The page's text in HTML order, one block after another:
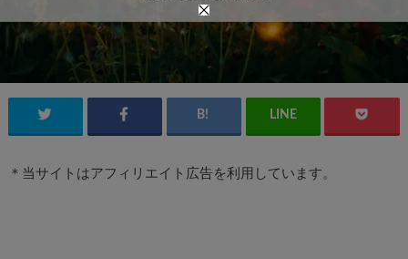
＊当サイトはアフィリエイト広告を利用しています。